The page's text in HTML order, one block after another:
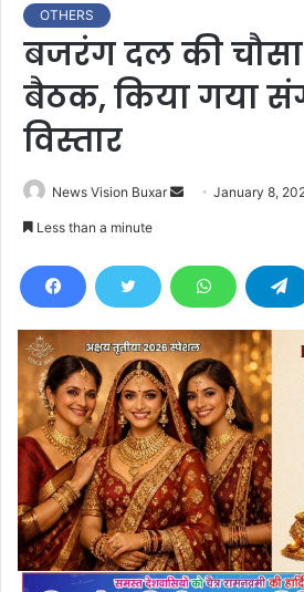
OTHERS
बजरंग दल की
बैठक, किया गया
विस्तार
News Vision Buxar
d
e
m
a
i
l
January 8,
Less than a minute